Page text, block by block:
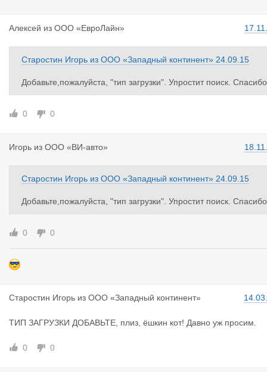
Алексей из ООО «ЕвроЛайн»
Старостин Игорь из ООО «Западный континент» 24.09.15
Добавьте,пожалуйста, "тип загрузки". Упростит поиск.
0 0
Игорь из ООО «ВИ-авто»
Старостин Игорь из ООО «Западный континент» 24.09.15
Добавьте,пожалуйста, "тип загрузки". Упростит поиск.
0 0
Старостин Игорь из ООО «Западный континент»
ТИП ЗАГРУЗКИ ДОБАВЬТЕ, плиз, ёшкин кот! Давно уж просим.
0 0